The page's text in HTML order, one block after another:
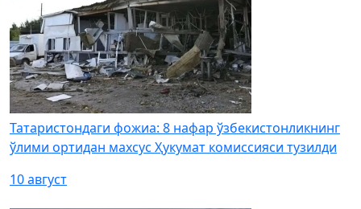
Татаристондаги фожиа: 8 нафар ўзбекистонликнинг
ўлими ортидан махсус Ҳукумат комиссияси тузилди
10 август